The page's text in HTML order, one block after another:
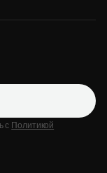
с Политикой